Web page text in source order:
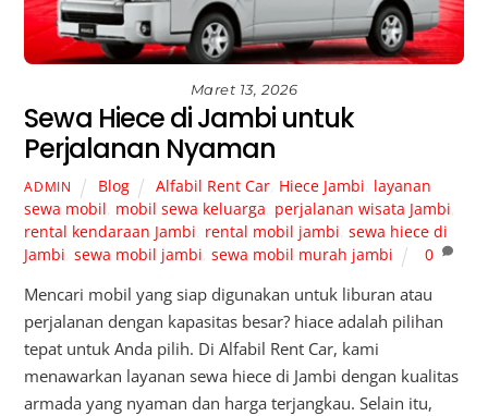
Maret 13, 2026
Sewa Hiece di Jambi untuk
Perjalanan Nyaman
ADMIN Blog Alfabil Rent Car, Hiece Jambi layanan
sewa mobil mobil sewa keluarga perjalanan wisata Jambi
rental kendaraan Jambi rental mobil jambi ,sewa hiece di
Jambi ,sewa mobil jambi ,sewa mobil murah jambi 0
Mencari mobil yang siap digunakan untuk liburan atau
perjalanan dengan kapasitas besar? hiace adalah pilihan
tepat untuk Anda pilih. Di Alfabil Rent Car, kami
menawarkan layanan sewa hiece di Jambi dengan kualitas
armada yang nyaman dan harga terjangkau. Selain itu,